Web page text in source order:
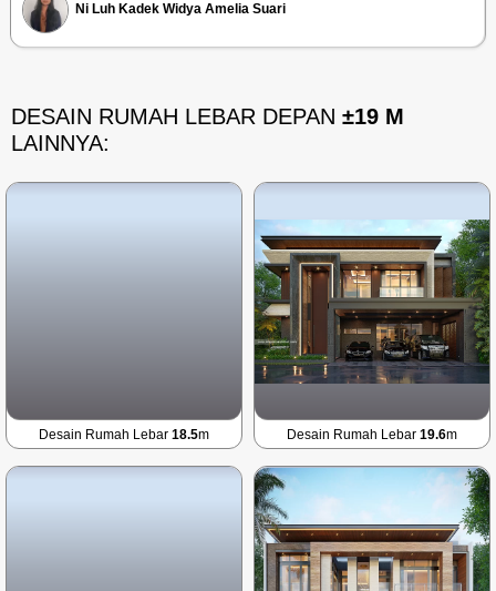
Ni Luh Kadek Widya Amelia Suari
DESAIN RUMAH LEBAR DEPAN ±19 M
LAINNYA:
Desain Rumah Lebar 18.5m Desain Rumah Lebar 19.6m